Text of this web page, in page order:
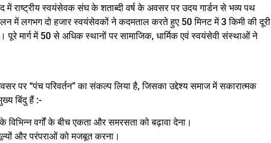
में राष्ट्रीय स्वयंसेवक संघ के शताब्दी वर्ष के अवसर पर उदय गार्डन से भव्य पथ
में लगभग दो हजार स्वयंसेवकों ने कदमताल करते हुए 50 मिनट में 3 किमी की दूरी
मार्ग में 50 से अधिक स्थानों पर सामाजिक, धार्मिक एवं स्वयंसेवी संस्थाओं ने
पर “पंच परिवर्तन” का संकल्प लिया है, जिसका उद्देश्य समाज में सकारात्मक
बिंदु हैं :-
वर्गों के बीच एकता और समरसता को बढ़ावा देना।
और परंपराओं को मजबूत करना।